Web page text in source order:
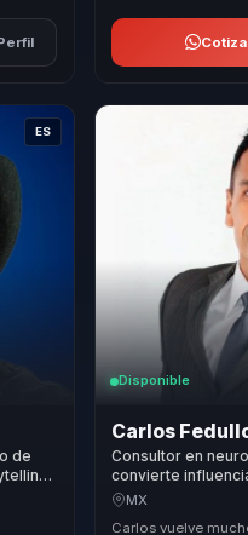
ES
de
Disponible
Carlos
Consultor en
convierte
y resultados para
MX
Carlos vuelve